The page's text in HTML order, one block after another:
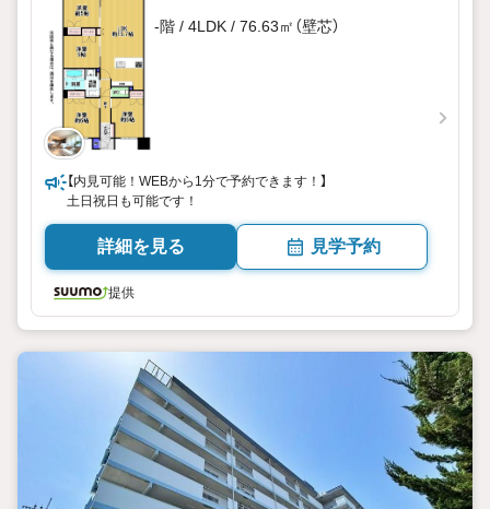
-階 / 4LDK / 76.63㎡（壁芯）
【内見可能！WEBから1分で予約できます！】
土日祝日も可能です！
詳細を見る 見学予約
提供